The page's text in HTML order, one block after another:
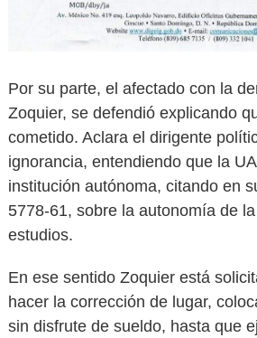
Por su parte, el afectado con la
Zoquier, se defendió explicando
cometido. Aclara el dirigente
ignorancia, entendiendo que la
institución autónoma, citando en
5778-61, sobre la autonomía de
estudios.
En ese sentido Zoquier está
hacer la corrección de lugar,
sin disfrute de sueldo, hasta que